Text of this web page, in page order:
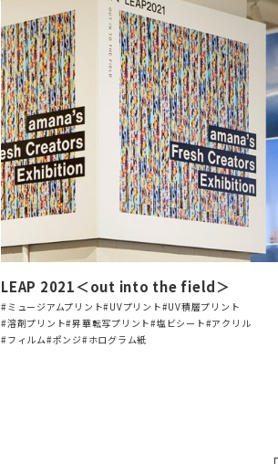
LEAP 2021＜out into the field＞
#ミュージアムプリント#UVプリント#UV積層プリント
#溶剤プリント#昇華転写プリント#塩ビシート#アクリル
#フィルム#ポンジ#ホログラム紙